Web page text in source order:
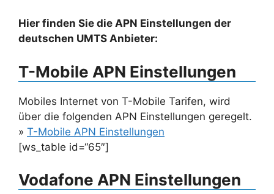
Hier finden Sie die APN Einstellungen der
deutschen UMTS Anbieter:
T-Mobile APN Einstellungen
Mobiles Internet von T-Mobile Tarifen, wird
über die folgenden APN Einstellungen geregelt.
» T-Mobile APN Einstellungen
[ws_table id=“65″]
Vodafone APN Einstellungen